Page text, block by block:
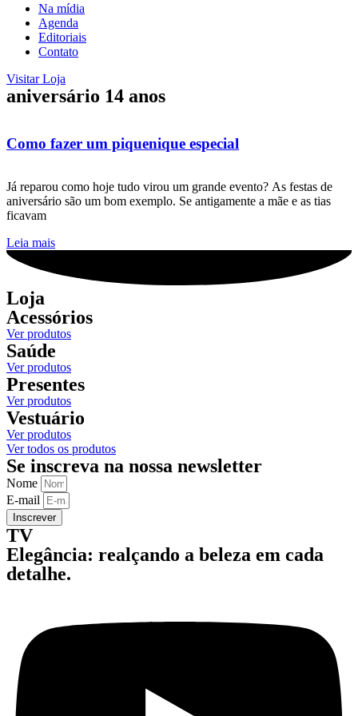
Na mídia
Agenda
Editoriais
Contato
Visitar Loja
aniversário 14 anos
Como fazer um piquenique especial
Já reparou como hoje tudo virou um grande evento? As festas de
aniversário são um bom exemplo. Se antigamente a mãe e as tias
ficavam
Leia mais
Loja
Acessórios
Ver produtos
Saúde
Ver produtos
Presentes
Ver produtos
Vestuário
Ver produtos
Ver todos os produtos
Se inscreva na nossa newsletter
Nome
E-mail
Inscrever
TV
Elegância: realçando a beleza em cada
detalhe.